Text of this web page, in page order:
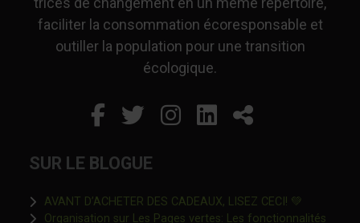
faciliter la consommation écoresponsable et
outiller la population pour une transition
écologique.
Facebook
Ce lien s'ouvrira dans
Twitter
Ce lien s'ouvrira
Instagram
Ce lien s'ouvrira
LinkedIn
Ce lien
Partager
SUR LE BLOGUE
AVANT D’ACHETER DES CADEAUX, LISEZ CECI! 💚
Organisation sur Les Pages vertes: Les fonctionnalités